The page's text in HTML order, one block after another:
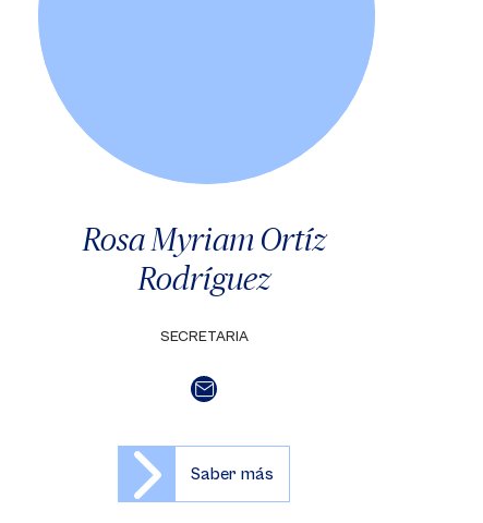
Rosa Myriam Ortíz
Rodríguez
SECRETARIA
Saber más